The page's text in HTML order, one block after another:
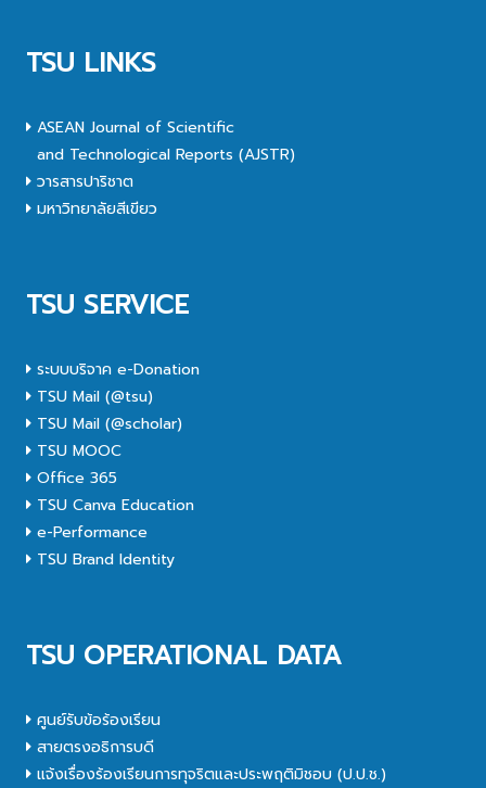
TSU LINKS
ASEAN Journal of Scientific
and Technological Reports (AJSTR)
วารสารปาริชาต
มหาวิทยาลัยสีเขียว
TSU SERVICE
ระบบบริจาค e-Donation
TSU Mail (@tsu)
TSU Mail (@scholar)
TSU MOOC
Office 365
TSU Canva Education
e-Performance
TSU Brand Identity
TSU OPERATIONAL DATA
ศูนย์รับข้อร้องเรียน
สายตรงอธิการบดี
แจ้งเรื่องร้องเรียนการทุจริตและประพฤติมิชอบ (ป.ป.ช.)